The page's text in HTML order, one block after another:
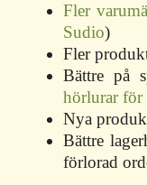
Fler
Sudio)
Fler
Bättre på
hörlurar för
Nya
Bättre
förlorad